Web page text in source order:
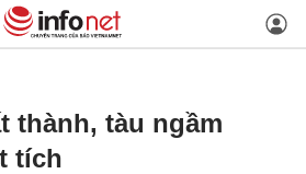
thành, tàu ngầm
tích